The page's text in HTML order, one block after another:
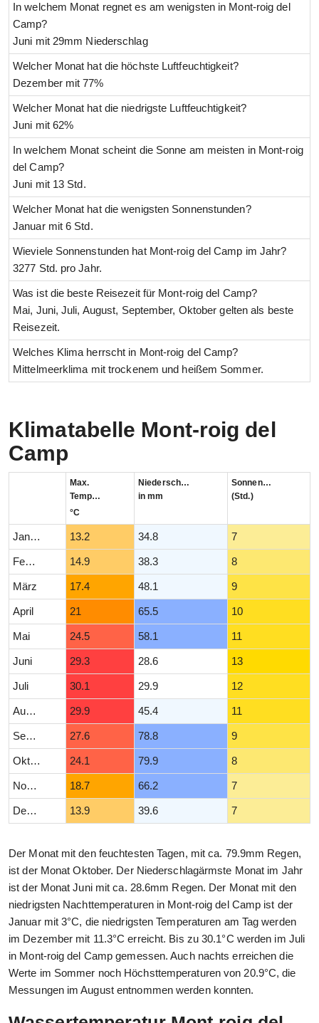
In welchem Monat regnet es am wenigsten in Mont-roig del
Camp?
Juni mit 29mm Niederschlag
Welcher Monat hat die höchste Luftfeuchtigkeit?
Dezember mit 77%
Welcher Monat hat die niedrigste Luftfeuchtigkeit?
Juni mit 62%
In welchem Monat scheint die Sonne am meisten in Mont-roig
del Camp?
Juni mit 13 Std.
Welcher Monat hat die wenigsten Sonnenstunden?
Januar mit 6 Std.
Wieviele Sonnenstunden hat Mont-roig del Camp im Jahr?
3277 Std. pro Jahr.
Was ist die beste Reisezeit für Mont-roig del Camp?
Mai, Juni, Juli, August, September, Oktober gelten als beste
Reisezeit.
Welches Klima herrscht in Mont-roig del Camp?
Mittelmeerklima mit trockenem und heißem Sommer.
Klimatabelle Mont-roig del
Camp
Max.
Temperatur
°C
Niederschlag
in mm
Sonnenstunden
(Std.)
Januar 13.2 34.8 7
Februar 14.9 38.3 8
März 17.4 48.1 9
April 21 65.5 10
Mai 24.5 58.1 11
Juni 29.3 28.6 13
Juli 30.1 29.9 12
August 29.9 45.4 11
September 27.6 78.8 9
Oktober 24.1 79.9 8
November 18.7 66.2 7
Dezember 13.9 39.6 7
Der Monat mit den feuchtesten Tagen, mit ca. 79.9mm Regen,
ist der Monat Oktober. Der Niederschlagärmste Monat im Jahr
ist der Monat Juni mit ca. 28.6mm Regen. Der Monat mit den
niedrigsten Nachttemperaturen in Mont-roig del Camp ist der
Januar mit 3°C, die niedrigsten Temperaturen am Tag werden
im Dezember mit 11.3°C erreicht. Bis zu 30.1°C werden im Juli
in Mont-roig del Camp gemessen. Auch nachts erreichen die
Werte im Sommer noch Höchsttemperaturen von 20.9°C, die
Messungen im August entnommen werden konnten.